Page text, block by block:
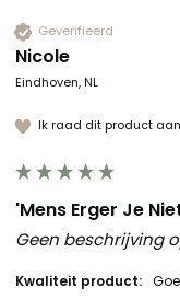
Geverifieerd
Nicole
Eindhoven, NL
Ik raad dit product aan
'Mens Erger Je
Geen beschrijving
Kwaliteit product: